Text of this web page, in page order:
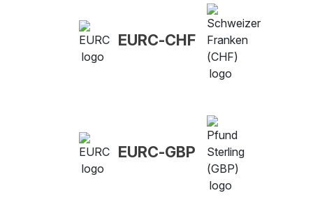
EURC-CHF
EURC-GBP